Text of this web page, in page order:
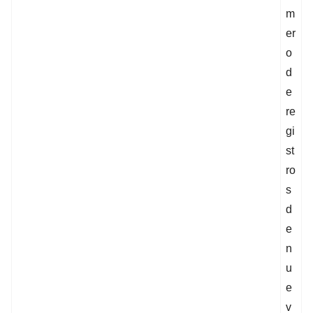
m
er
o
d
e
re
gi
st
ro
s
d
e
n
u
e
v